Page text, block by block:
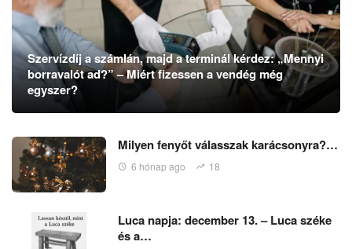
Szervízdíj a számlán, majd a terminál kérdez: „Mennyi
borravalót ad?” – Miért fizessen a vendég még
egyszer?
Milyen fenyőt válasszak karácsonyra?…
6 hónap ago 18
Luca napja: december 13. – Luca széke
és a…